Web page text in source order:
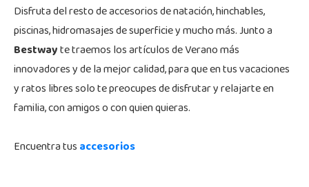
Disfruta del resto de accesorios de natación, hinchables,
piscinas, hidromasajes de superficie y mucho más. Junto a
Bestwayte traemos los artículos de Verano más
innovadores y de la mejor calidad, para que en tus vacaciones
y ratos libres solo te preocupes de disfrutar y relajarte en
familia, con amigos o con quien quieras.
Encuentra tusaccesorios